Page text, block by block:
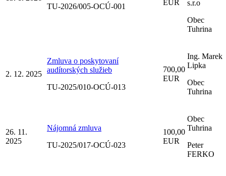
TU-2026/005-OCÚ-001
EUR
s.r.o
Obec
Tuhrina
2. 12. 2025
Zmluva o poskytovaní
audítorských služieb
TU-2025/010-OCÚ-013
700,00
EUR
Ing. Marek
Lipka
Obec
Tuhrina
26. 11.
2025
Nájomná zmluva
TU-2025/017-OCÚ-023
100,00
EUR
Obec
Tuhrina
Peter
FERKO